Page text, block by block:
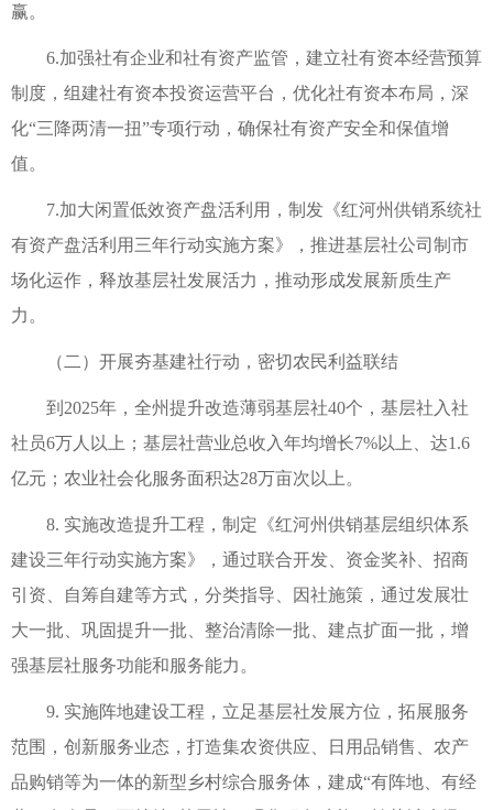
赢。
6.加强社有企业和社有资产监管，建立社有资本经营预算
制度，组建社有资本投资运营平台，优化社有资本布局，深
化“三降两清一扭”专项行动，确保社有资产安全和保值增
值。
7.加大闲置低效资产盘活利用，制发《红河州供销系统社
有资产盘活利用三年行动实施方案》，推进基层社公司制市
场化运作，释放基层社发展活力，推动形成发展新质生产
力。
（二）开展夯基建社行动，密切农民利益联结
到2025年，全州提升改造薄弱基层社40个，基层社入社
社员6万人以上；基层社营业总收入年均增长7%以上、达1.6
亿元；农业社会化服务面积达28万亩次以上。
8. 实施改造提升工程，制定《红河州供销基层组织体系
建设三年行动实施方案》，通过联合开发、资金奖补、招商
引资、自筹自建等方式，分类指导、因社施策，通过发展壮
大一批、巩固提升一批、整治清除一批、建点扩面一批，增
强基层社服务功能和服务能力。
9. 实施阵地建设工程，立足基层社发展方位，拓展服务
范围，创新服务业态，打造集农资供应、日用品销售、农产
品购销等为一体的新型乡村综合服务体，建成“有阵地、有经